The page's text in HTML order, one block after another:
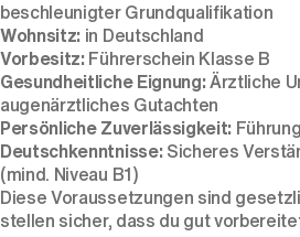
beschleunigter Grundqualifikation
Wohnsitz: in Deutschland
Vorbesitz:Führerschein Klasse B
Gesundheitliche Eignung:Ärztliche
augenärztliches Gutachten
Persönliche Zuverlässigkeit:
Deutschkenntnisse:Sicheres
(mind. Niveau B1)
Diese Voraussetzungen sind
stellen sicher, dass du gut